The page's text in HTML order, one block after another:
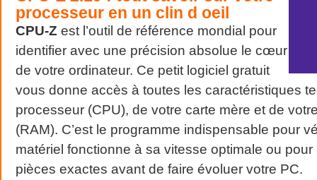
processeur en un clin d oeil
CPU-Z est l’outil de référence mondial pour
identifier avec une précision absolue le cœur
de votre ordinateur. Ce petit logiciel gratuit
vous donne accès à toutes les caractéristiques
processeur (CPU), de votre carte mère et de
(RAM). C’est le programme indispensable pour
matériel fonctionne à sa vitesse optimale ou pour
pièces exactes avant de faire évoluer votre PC.